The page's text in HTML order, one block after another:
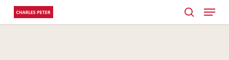
Skip
to
search
Menu